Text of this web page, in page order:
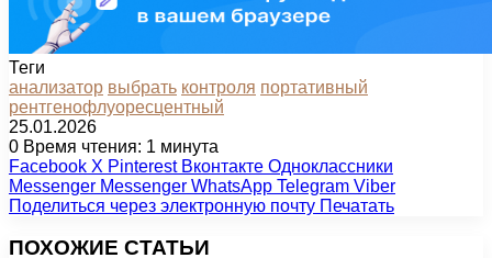
Теги
анализатор выбрать контроля портативный
рентгенофлуоресцентный
25.01.2026
0 Время чтения: 1 минута
Facebook X Pinterest Вконтакте Одноклассники
Messenger Messenger WhatsApp Telegram Viber
Поделиться через электронную почту Печатать
ПОХОЖИЕ СТАТЬИ